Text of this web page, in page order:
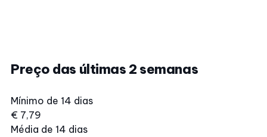
Preço das últimas 2 semanas
Mínimo de 14 dias
€ 7,79
Média de 14 dias